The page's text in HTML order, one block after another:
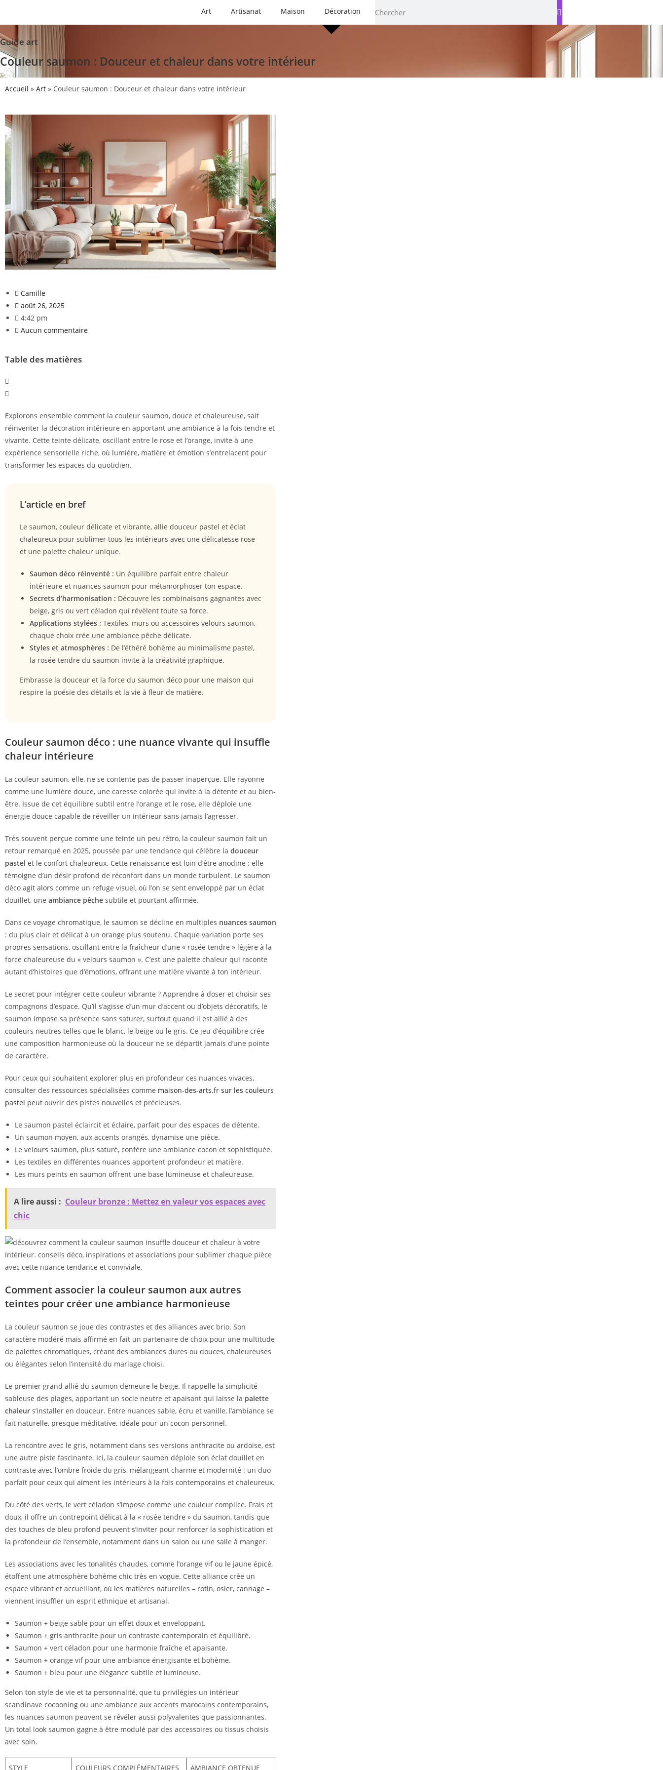
Art Artisanat Maison Décoration
Guide art
Couleur saumon : Douceur et chaleur dans votre intérieur
Accueil » Art » Couleur saumon : Douceur et chaleur dans votre intérieur
Camille
août 26, 2025
4:42 pm
Aucun commentaire
Table des matières
Explorons ensemble comment la couleur saumon, douce et chaleureuse, sait
réinventer la décoration intérieure en apportant une ambiance à la fois tendre et
vivante. Cette teinte délicate, oscillant entre le rose et l’orange, invite à une
expérience sensorielle riche, où lumière, matière et émotion s’entrelacent pour
transformer les espaces du quotidien.
L’article en bref
Le saumon, couleur délicate et vibrante, allie douceur pastel et éclat
chaleureux pour sublimer tous les intérieurs avec une délicatesse rose
et une palette chaleur unique.
Saumon déco réinventé : Un équilibre parfait entre chaleur
intérieure et nuances saumon pour métamorphoser ton espace.
Secrets d’harmonisation : Découvre les combinaisons gagnantes avec
beige, gris ou vert céladon qui révèlent toute sa force.
Applications stylées : Textiles, murs ou accessoires velours saumon,
chaque choix crée une ambiance pêche délicate.
Styles et atmosphères : De l’éthéré bohème au minimalisme pastel,
la rosée tendre du saumon invite à la créativité graphique.
Embrasse la douceur et la force du saumon déco pour une maison qui
respire la poésie des détails et la vie à fleur de matière.
Couleur saumon déco : une nuance vivante qui insuffle
chaleur intérieure
La couleur saumon, elle, ne se contente pas de passer inaperçue. Elle rayonne
comme une lumière douce, une caresse colorée qui invite à la détente et au bien-
être. Issue de cet équilibre subtil entre l’orange et le rose, elle déploie une
énergie douce capable de réveiller un intérieur sans jamais l’agresser.
Très souvent perçue comme une teinte un peu rétro, la couleur saumon fait un
retour remarqué en 2025, poussée par une tendance qui célèbre la douceur
pastel et le confort chaleureux. Cette renaissance est loin d’être anodine ; elle
témoigne d’un désir profond de réconfort dans un monde turbulent. Le saumon
déco agit alors comme un refuge visuel, où l’on se sent enveloppé par un éclat
douillet, une ambiance pêche subtile et pourtant affirmée.
Dans ce voyage chromatique, le saumon se décline en multiples nuances saumon
: du plus clair et délicat à un orange plus soutenu. Chaque variation porte ses
propres sensations, oscillant entre la fraîcheur d’une « rosée tendre » légère à la
force chaleureuse du « velours saumon ». C’est une palette chaleur qui raconte
autant d’histoires que d’émotions, offrant une matière vivante à ton intérieur.
Le secret pour intégrer cette couleur vibrante ? Apprendre à doser et choisir ses
compagnons d’espace. Qu’il s’agisse d’un mur d’accent ou d’objets décoratifs, le
saumon impose sa présence sans saturer, surtout quand il est allié à des
couleurs neutres telles que le blanc, le beige ou le gris. Ce jeu d’équilibre crée
une composition harmonieuse où la douceur ne se départit jamais d’une pointe
de caractère.
Pour ceux qui souhaitent explorer plus en profondeur ces nuances vivaces,
consulter des ressources spécialisées comme maison-des-arts.fr sur les couleurs
pastel peut ouvrir des pistes nouvelles et précieuses.
Le saumon pastel éclaircit et éclaire, parfait pour des espaces de détente.
Un saumon moyen, aux accents orangés, dynamise une pièce.
Le velours saumon, plus saturé, confère une ambiance cocon et sophistiquée.
Les textiles en différentes nuances apportent profondeur et matière.
Les murs peints en saumon offrent une base lumineuse et chaleureuse.
A lire aussi : Couleur bronze : Mettez en valeur vos espaces avec
chic
Comment associer la couleur saumon aux autres
teintes pour créer une ambiance harmonieuse
La couleur saumon se joue des contrastes et des alliances avec brio. Son
caractère modéré mais affirmé en fait un partenaire de choix pour une multitude
de palettes chromatiques, créant des ambiances dures ou douces, chaleureuses
ou élégantes selon l’intensité du mariage choisi.
Le premier grand allié du saumon demeure le beige. Il rappelle la simplicité
sableuse des plages, apportant un socle neutre et apaisant qui laisse la palette
chaleur s’installer en douceur. Entre nuances sable, écru et vanille, l’ambiance se
fait naturelle, presque méditative, idéale pour un cocon personnel.
La rencontre avec le gris, notamment dans ses versions anthracite ou ardoise, est
une autre piste fascinante. Ici, la couleur saumon déploie son éclat douillet en
contraste avec l’ombre froide du gris, mélangeant charme et modernité : un duo
parfait pour ceux qui aiment les intérieurs à la fois contemporains et chaleureux.
Du côté des verts, le vert céladon s’impose comme une couleur complice. Frais et
doux, il offre un contrepoint délicat à la « rosée tendre » du saumon, tandis que
des touches de bleu profond peuvent s’inviter pour renforcer la sophistication et
la profondeur de l’ensemble, notamment dans un salon ou une salle à manger.
Les associations avec les tonalités chaudes, comme l’orange vif ou le jaune épicé,
étoffent une atmosphère bohème chic très en vogue. Cette alliance crée un
espace vibrant et accueillant, où les matières naturelles – rotin, osier, cannage –
viennent insuffler un esprit ethnique et artisanal.
Saumon + beige sable pour un effet doux et enveloppant.
Saumon + gris anthracite pour un contraste contemporain et équilibré.
Saumon + vert céladon pour une harmonie fraîche et apaisante.
Saumon + orange vif pour une ambiance énergisante et bohème.
Saumon + bleu pour une élégance subtile et lumineuse.
Selon ton style de vie et ta personnalité, que tu privilégies un intérieur
scandinave cocooning ou une ambiance aux accents marocains contemporains,
les nuances saumon peuvent se révéler aussi polyvalentes que passionnantes.
Un total look saumon gagne à être modulé par des accessoires ou tissus choisis
avec soin.
STYLE COULEURS COMPLÉMENTAIRES AMBIANCE OBTENUE